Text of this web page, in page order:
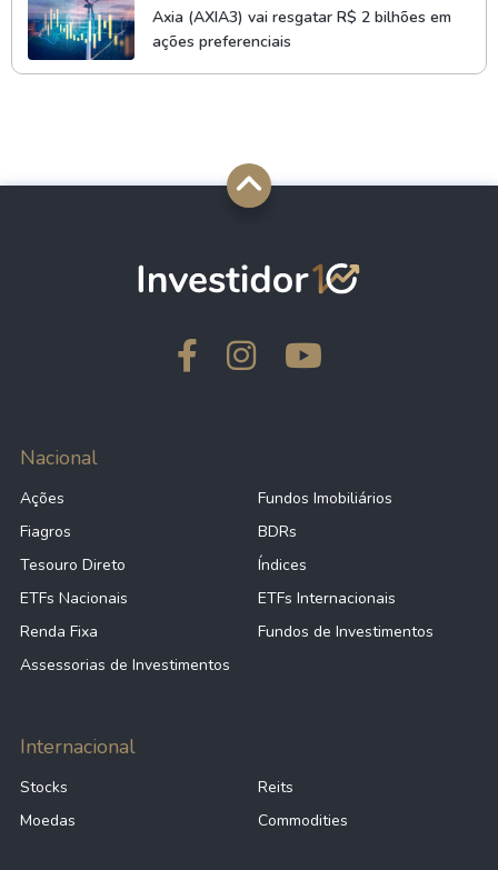
Axia (AXIA3) vai resgatar R$ 2 bilhões em
ações preferenciais
Nacional
Ações
Fundos Imobiliários
Fiagros
BDRs
Tesouro Direto
Índices
ETFs Nacionais
ETFs Internacionais
Renda Fixa
Fundos de Investimentos
Assessorias de Investimentos
Internacional
Stocks
Reits
Moedas
Commodities